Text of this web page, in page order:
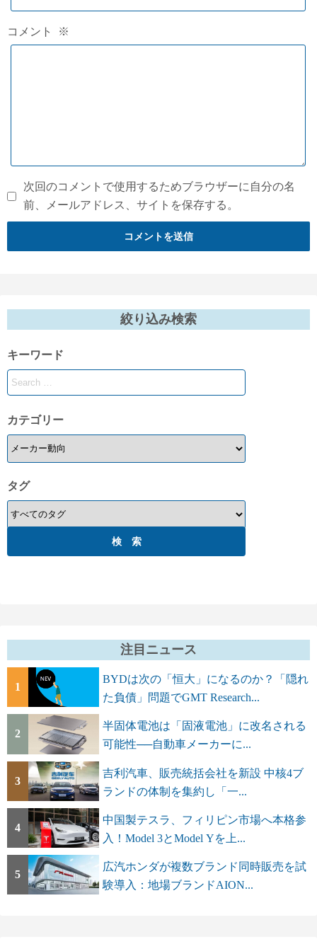
コメント ※
次回のコメントで使用するためブラウザーに自分の名
前、メールアドレス、サイトを保存する。
絞り込み検索
キーワード
カテゴリー
タグ
注目ニュース
1
BYDは次の「恒大」になるのか？「隠れ
た負債」問題でGMT Research...
2
半固体電池は「固液電池」に改名される
可能性──自動車メーカーに...
3
吉利汽車、販売統括会社を新設 中核4ブ
ランドの体制を集約し「一...
4
中国製テスラ、フィリピン市場へ本格参
入！Model 3とModel Yを上...
5
広汽ホンダが複数ブランド同時販売を試
験導入：地場ブランドAION...